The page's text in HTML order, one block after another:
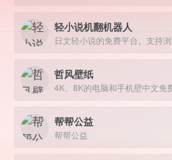
轻小说机翻机器人
哲风壁纸
帮帮公益
帮帮公益